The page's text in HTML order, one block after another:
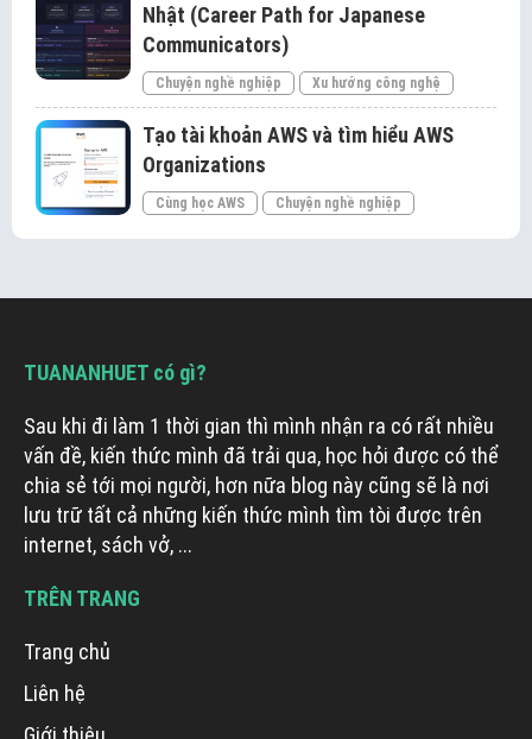
Nhật (Career Path for Japanese
Communicators)
Chuyện nghề nghiệp Xu hướng công nghệ
Tạo tài khoản AWS và tìm hiểu AWS
Organizations
Cùng học AWS Chuyện nghề nghiệp
TUANANHUET có gì?
Sau khi đi làm 1 thời gian thì mình nhận ra có rất nhiều
vấn đề, kiến thức mình đã trải qua, học hỏi được có thể
chia sẻ tới mọi người, hơn nữa blog này cũng sẽ là nơi
lưu trữ tất cả những kiến thức mình tìm tòi được trên
internet, sách vở, ...
TRÊN TRANG
Trang chủ
Liên hệ